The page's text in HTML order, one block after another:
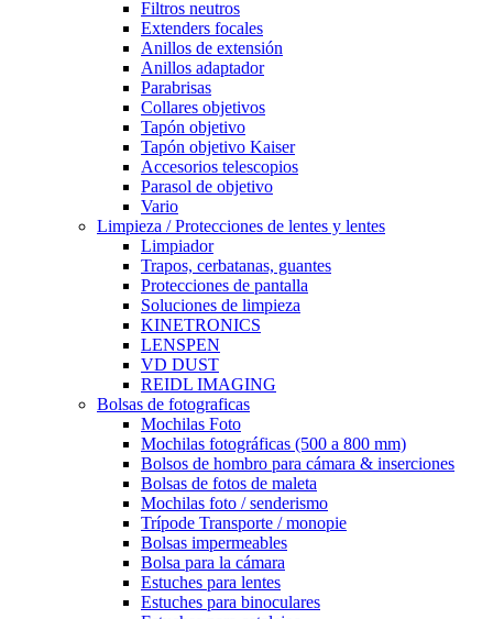
Filtros neutros
Extenders focales
Anillos de extensión
Anillos adaptador
Parabrisas
Collares objetivos
Tapón objetivo
Tapón objetivo Kaiser
Accesorios telescopios
Parasol de objetivo
Vario
Limpieza / Protecciones de lentes y lentes
Limpiador
Trapos, cerbatanas, guantes
Protecciones de pantalla
Soluciones de limpieza
KINETRONICS
LENSPEN
VD DUST
REIDL IMAGING
Bolsas de fotograficas
Mochilas Foto
Mochilas fotográficas (500 a 800 mm)
Bolsos de hombro para cámara & inserciones
Bolsas de fotos de maleta
Mochilas foto / senderismo
Trípode Transporte / monopie
Bolsas impermeables
Bolsa para la cámara
Estuches para lentes
Estuches para binoculares